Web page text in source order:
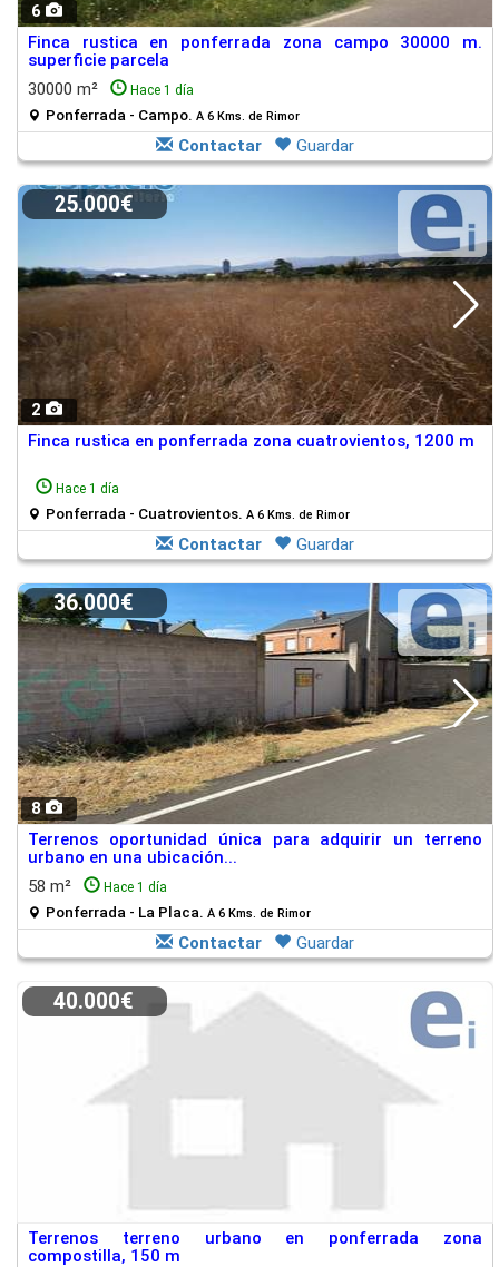
6
Finca rustica en ponferrada zona campo 30000 m.
superficie parcela
30000 m²
Hace 1 día
Ponferrada - Campo. A 6 Kms. de Rimor
Contactar Guardar
2
25.000€
Finca rustica en ponferrada zona cuatrovientos, 1200 m
Hace 1 día
Ponferrada - Cuatrovientos. A 6 Kms. de Rimor
Contactar Guardar
8
36.000€
Terrenos oportunidad única para adquirir un terreno
urbano en una ubicación...
58 m²
Hace 1 día
Ponferrada - La Placa. A 6 Kms. de Rimor
Contactar Guardar
40.000€
Terrenos terreno urbano en ponferrada zona
compostilla, 150 m